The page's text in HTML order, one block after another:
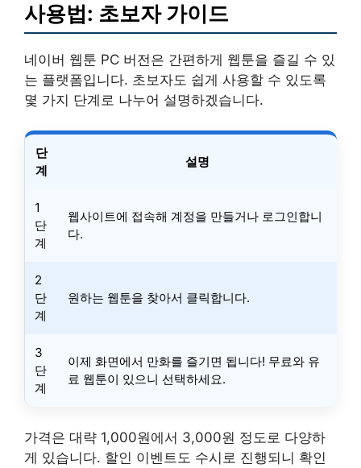
사용법: 초보자 가이드
네이버 웹툰 PC 버전은 간편하게 웹툰을 즐길 수 있
는 플랫폼입니다. 초보자도 쉽게 사용할 수 있도록
몇 가지 단계로 나누어 설명하겠습니다.
단
계
설명
1
단
계
웹사이트에 접속해 계정을 만들거나 로그인합니
다.
2
단
계
원하는 웹툰을 찾아서 클릭합니다.
3
단
계
이제 화면에서 만화를 즐기면 됩니다! 무료와 유
료 웹툰이 있으니 선택하세요.
가격은 대략 1,000원에서 3,000원 정도로 다양하
게 있습니다. 할인 이벤트도 수시로 진행되니 확인